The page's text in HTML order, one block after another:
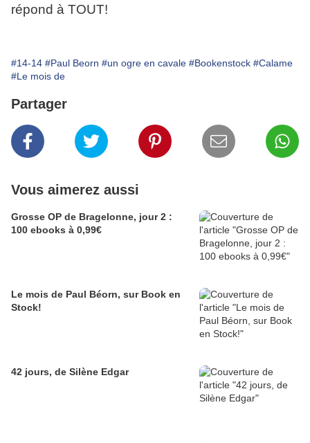
répond à TOUT!
#14-14 #Paul Beorn #un ogre en cavale #Bookenstock #Calame
#Le mois de
Partager
Vous aimerez aussi
Grosse OP de Bragelonne, jour 2 :
100 ebooks à 0,99€
Le mois de Paul Béorn, sur Book en
Stock!
42 jours, de Silène Edgar